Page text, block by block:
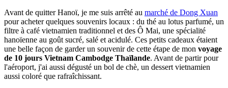
Avant de quitter Hanoï, je me suis arrêté au marché de Dong Xuan
pour acheter quelques souvenirs locaux : du thé au lotus parfumé, un
filtre à café vietnamien traditionnel et des Ô Mai, une spécialité
hanoïenne au goût sucré, salé et acidulé. Ces petits cadeaux étaient
une belle façon de garder un souvenir de cette étape de mon voyage
de 10 jours Vietnam Cambodge Thaïlande. Avant de partir pour
l'aéroport, j'ai aussi dégusté un bol de chè, un dessert vietnamien
aussi coloré que rafraîchissant.